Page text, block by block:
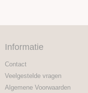
Informatie
Contact
Veelgestelde vragen
Algemene Voorwaarden